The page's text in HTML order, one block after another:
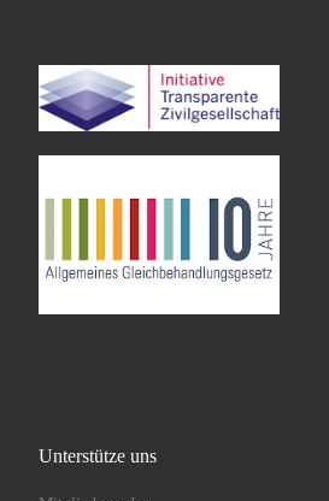
Unterstütze uns